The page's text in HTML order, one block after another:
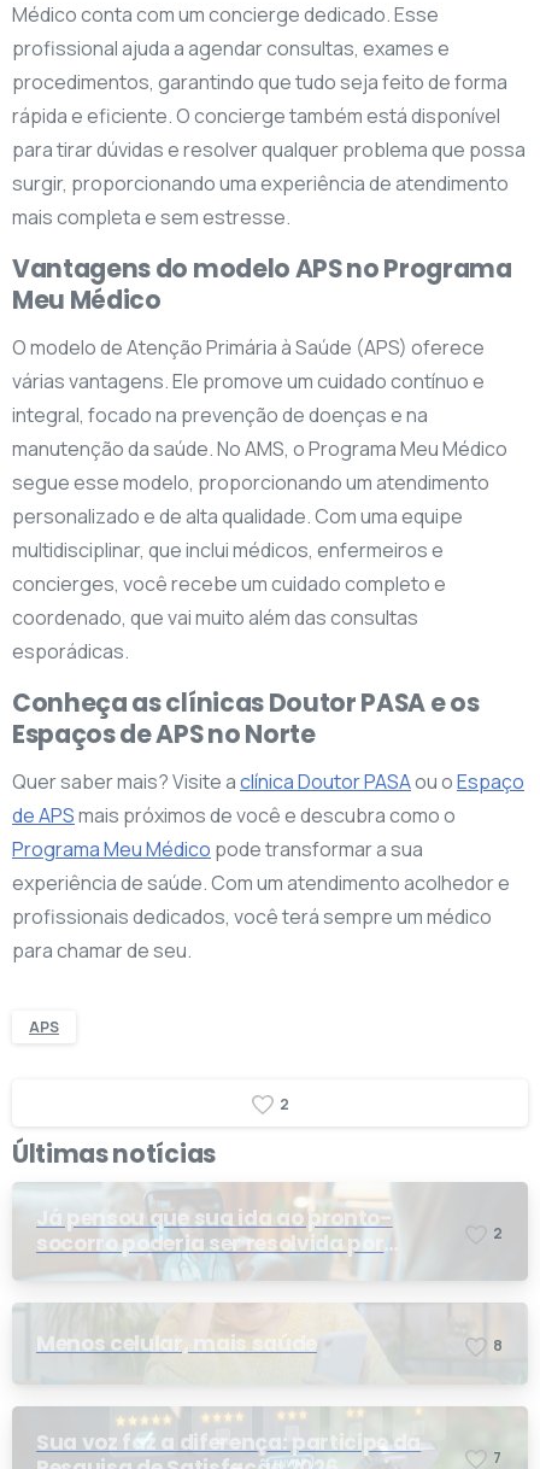
Médico conta com um concierge dedicado. Esse
profissional ajuda a agendar consultas, exames e
procedimentos, garantindo que tudo seja feito de forma
rápida e eficiente. O concierge também está disponível
para tirar dúvidas e resolver qualquer problema que possa
surgir, proporcionando uma experiência de atendimento
mais completa e sem estresse.
Vantagens do modelo APS no Programa
Meu Médico
O modelo de Atenção Primária à Saúde (APS) oferece
várias vantagens. Ele promove um cuidado contínuo e
integral, focado na prevenção de doenças e na
manutenção da saúde. No AMS, o Programa Meu Médico
segue esse modelo, proporcionando um atendimento
personalizado e de alta qualidade. Com uma equipe
multidisciplinar, que inclui médicos, enfermeiros e
concierges, você recebe um cuidado completo e
coordenado, que vai muito além das consultas
esporádicas.
Conheça as clínicas Doutor PASA e os
Espaços de APS no Norte
Quer saber mais? Visite aclínica Doutor PASAou oEspaço
de APSmais próximos de você e descubra como o
Programa Meu Médico pode transformar a sua
experiência de saúde. Com um atendimento acolhedor e
profissionais dedicados, você terá sempre um médico
para chamar de seu.
APS
2
Últimas notícias
Já pensou que sua ida ao pronto-
socorro poderia ser resolvida por
telemedicina?
2
Menos celular, mais saúde 8
Sua voz faz a diferença: participe da
7